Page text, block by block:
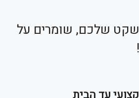
שלכם, שומרים על